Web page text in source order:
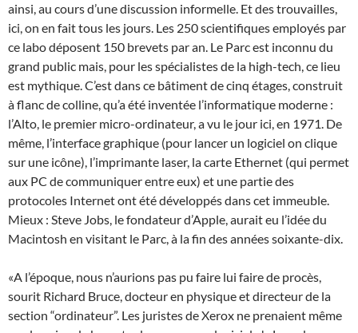
ainsi, au cours d’une discussion informelle. Et des trouvailles,
ici, on en fait tous les jours. Les 250 scientifiques employés par
ce labo déposent 150 brevets par an. Le Parc est inconnu du
grand public mais, pour les spécialistes de la high-tech, ce lieu
est mythique. C’est dans ce bâtiment de cinq étages, construit
à flanc de colline, qu’a été inventée l’informatique moderne :
l’Alto, le premier micro-ordinateur, a vu le jour ici, en 1971. De
même, l’interface graphique (pour lancer un logiciel on clique
sur une icône), l’imprimante laser, la carte Ethernet (qui permet
aux PC de communiquer entre eux) et une partie des
protocoles Internet ont été développés dans cet immeuble.
Mieux : Steve Jobs, le fondateur d’Apple, aurait eu l’idée du
Macintosh en visitant le Parc, à la fin des années soixante-dix.
«A l’époque, nous n’aurions pas pu faire lui faire de procès,
sourit Richard Bruce, docteur en physique et directeur de la
section “ordinateur”. Les juristes de Xerox ne prenaient même